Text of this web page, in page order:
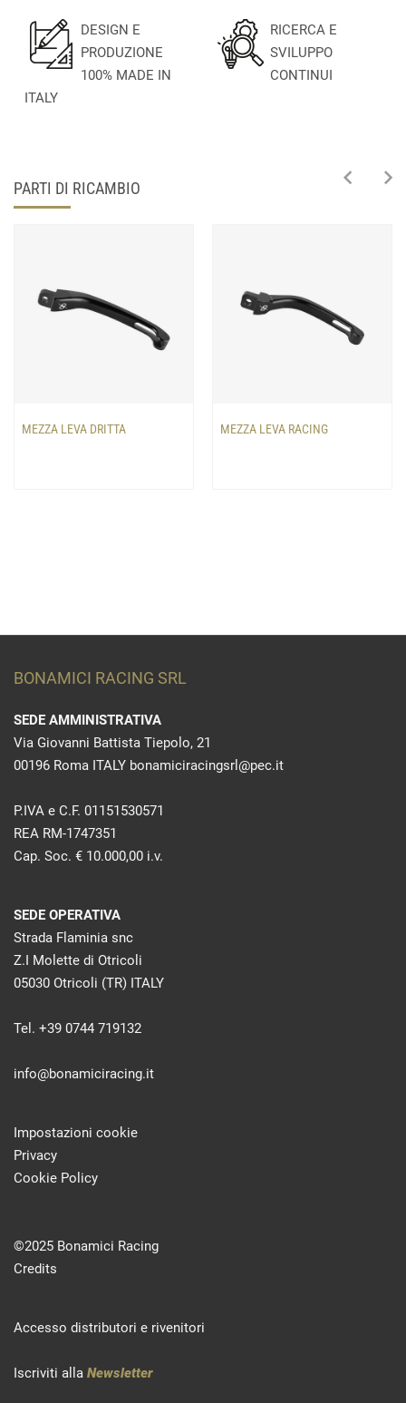
DESIGN E
PRODUZIONE
100% MADE IN
ITALY
RICERCA E
SVILUPPO
CONTINUI
PARTI DI RICAMBIO
MEZZA LEVA DRITTA MEZZA LEVA RACING
BONAMICI RACING SRL
SEDE AMMINISTRATIVA
Via Giovanni Battista Tiepolo, 21
00196 Roma ITALY bonamiciracingsrl@pec.it
P.IVA e C.F. 01151530571
REA RM-1747351
Cap. Soc. € 10.000,00 i.v.
SEDE OPERATIVA
Strada Flaminia snc
Z.I Molette di Otricoli
05030 Otricoli (TR) ITALY
Tel. +39 0744 719132
info@bonamiciracing.it
Impostazioni cookie
Privacy
Cookie Policy
©2025 Bonamici Racing
Credits
Accesso distributori e rivenitori
Iscriviti alla Newsletter